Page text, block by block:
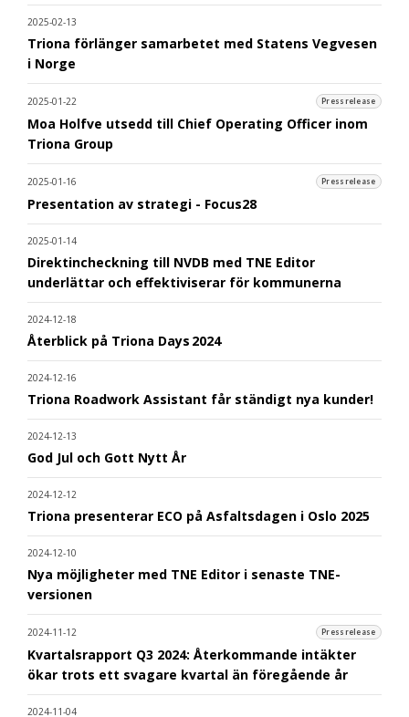
2025-02-13
Triona förlänger samarbetet med Statens Vegvesen
i Norge
2025-01-22 Pressrelease
Moa Holfve utsedd till Chief Operating Officer inom
Triona Group
2025-01-16 Pressrelease
Presentation av strategi - Focus28
2025-01-14
Direktincheckning till NVDB med TNE Editor
underlättar och effektiviserar för kommunerna
2024-12-18
Återblick på Triona Days 2024
2024-12-16
Triona Roadwork Assistant får ständigt nya kunder!
2024-12-13
God Jul och Gott Nytt År
2024-12-12
Triona presenterar ECO på Asfaltsdagen i Oslo 2025
2024-12-10
Nya möjligheter med TNE Editor i senaste TNE-
versionen
2024-11-12 Pressrelease
Kvartalsrapport Q3 2024: Återkommande intäkter
ökar trots ett svagare kvartal än föregående år
2024-11-04